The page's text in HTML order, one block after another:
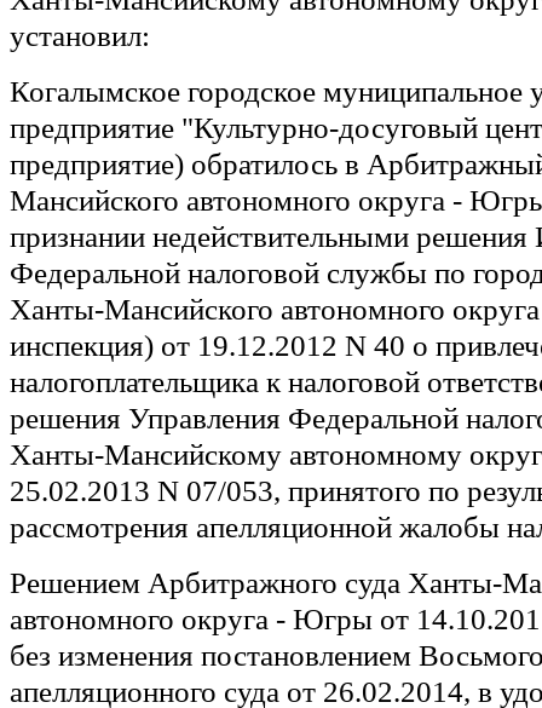
установил:
Когалымское городское муниципальное
предприятие "Культурно-досуговый
предприятие) обратилось в
Мансийского автономного округа -
признании недействительными решения
Федеральной налоговой службы по
Ханты-Мансийского автономного
инспекция) от 19.12.2012 N 40 о
налогоплательщика к налоговой
решения Управления Федеральной
Ханты-Мансийскому автономному
25.02.2013 N 07/053, принятого по
рассмотрения апелляционной жалобы
Решением Арбитражного суда Ханты-
автономного округа - Югры от
без изменения постановлением
апелляционного суда от 26.02.2014, в